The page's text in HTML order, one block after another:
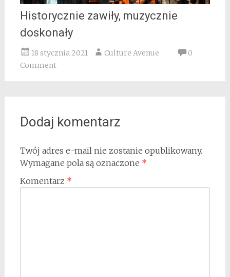
Historycznie zawiły, muzycznie
doskonały
18 stycznia 2021 Culture Avenue
0
Comment
Dodaj komentarz
Twój adres e-mail nie zostanie opublikowany.
Wymagane pola są oznaczone *
Komentarz *